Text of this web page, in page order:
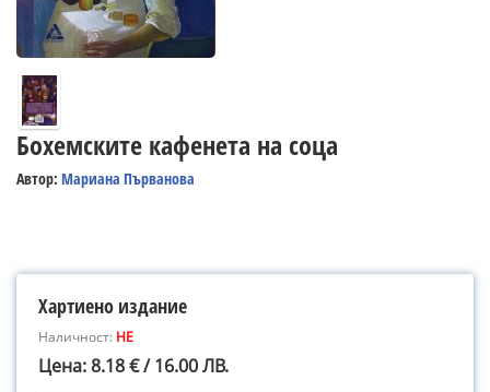
Бохемските кафенета на соца
Автор: Мариана Първанова
Хартиено издание
Наличност: НЕ
Цена: 8.18 € / 16.00 ЛВ.